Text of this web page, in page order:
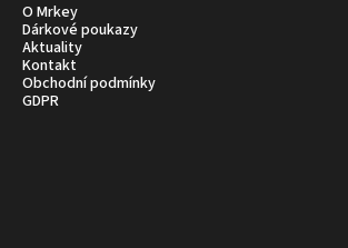
O Mrkey
Dárkové poukazy
Aktuality
Kontakt
Obchodní podmínky
GDPR